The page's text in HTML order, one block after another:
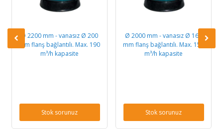
Ø 2200 mm - vanasız Ø 200
mm flanş bağlantılı. Max. 190
m³/h kapasite
Stok sorunuz
Ø 2000 mm - vanasız Ø 160
mm flanş bağlantılı. Max. 157
m³/h kapasite
Stok sorunuz